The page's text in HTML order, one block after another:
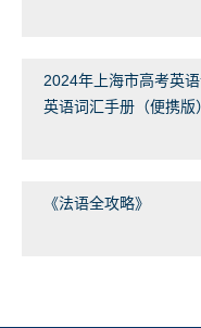
2024年上海市高考英
英语词汇手册（便携版）
《法语全攻略》